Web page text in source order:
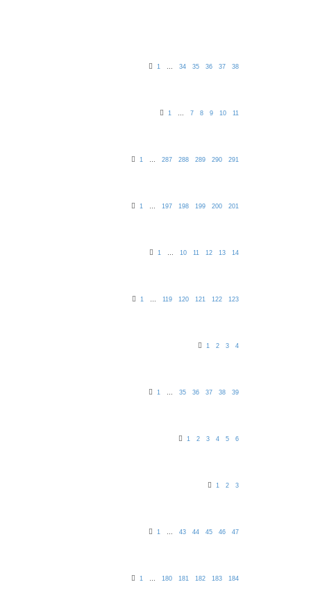
1 … 34 35 36 37 38
1 … 7 8 9 10 11
1 … 287 288 289 290 291
1 … 197 198 199 200 201
1 … 10 11 12 13 14
1 … 119 120 121 122 123
1 2 3 4
1 … 35 36 37 38 39
1 2 3 4 5 6
1 2 3
1 … 43 44 45 46 47
1 … 180 181 182 183 184